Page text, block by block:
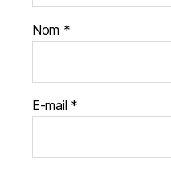
Nom *
E-mail *